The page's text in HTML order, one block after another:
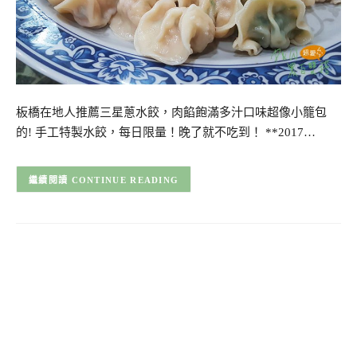
板橋在地人推薦三星蔥水餃，肉餡飽滿多汁口味超像小籠包
的! 手工特製水餃，每日限量！晚了就不吃到！ **2017…
CONTINUE READING